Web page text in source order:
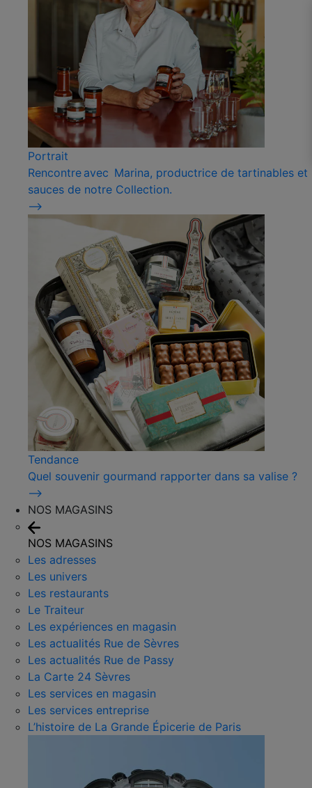
Portrait
Rencontre avec Marina, productrice de tartinables et
sauces de notre Collection.
⟶
Tendance
Quel souvenir gourmand rapporter dans sa valise ?
⟶
NOS MAGASINS
NOS MAGASINS
Les adresses
Les univers
Les restaurants
Le Traiteur
Les expériences en magasin
Les actualités Rue de Sèvres
Les actualités Rue de Passy
La Carte 24 Sèvres
Les services en magasin
Les services entreprise
L’histoire de La Grande Épicerie de Paris